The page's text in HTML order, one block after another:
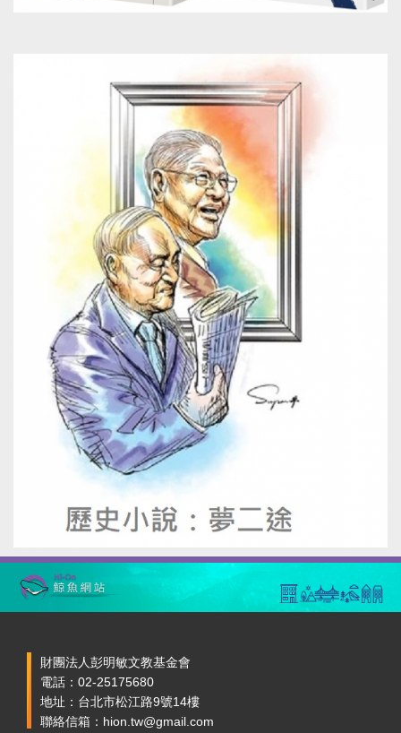
財團法人彭明敏文教基金會
電話：02-25175680
地址：台北市松江路9號14樓
聯絡信箱：hion.tw@gmail.com